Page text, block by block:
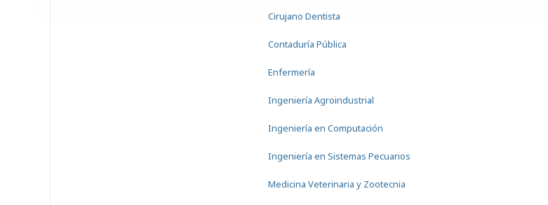
Cirujano Dentista
Contaduría Pública
Enfermería
Ingeniería Agroindustrial
Ingeniería en Computación
Ingeniería en Sistemas Pecuarios
Medicina Veterinaria y Zootecnia